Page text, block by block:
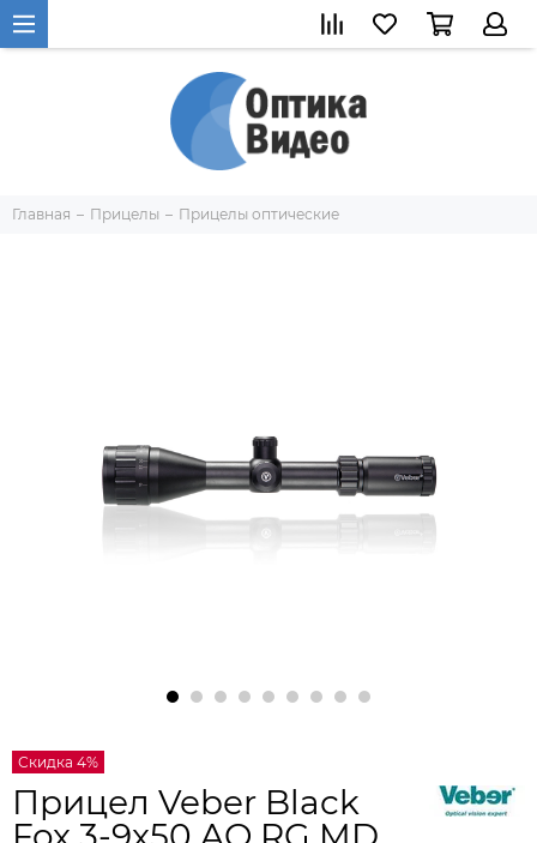
Главная Прицелы Прицелы оптические
Скидка 4%
Прицел Veber Black